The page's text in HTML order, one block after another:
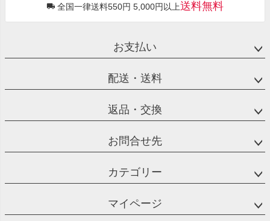
全国一律送料550円 5,000円以上送料無料
お支払い
配送・送料
返品・交換
お問合せ先
カテゴリー
マイページ